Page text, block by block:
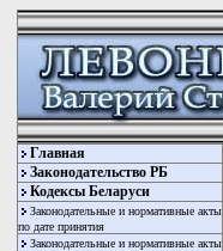
Главная
Законодательство РБ
Кодексы Беларуси
Законодательные и нормативные акты
по дате принятия
Законодательные и нормативные акты